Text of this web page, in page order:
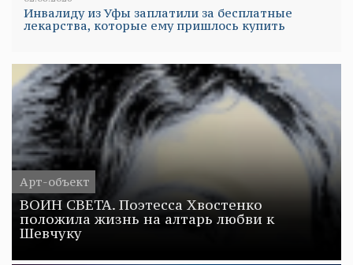
Инвалиду из Уфы заплатили за бесплатные
лекарства, которые ему пришлось купить
Арт-объект
ВОИН СВЕТА. Поэтесса Хвостенко
положила жизнь на алтарь любви к
Шевчуку